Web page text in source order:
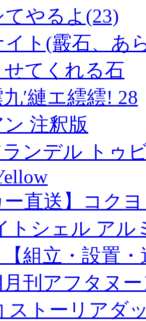
やるよ(23)
イト(霰石、あ
せてくれる石
′縺エ繧繧! 28
注釈版
ンデル トゥ
ー直送】コク
トシェル アル
組立・設置
刊アフタヌ
ストーリアダ